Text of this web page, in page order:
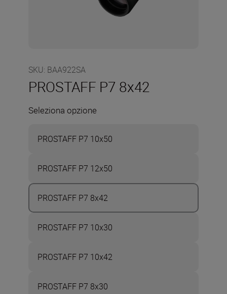
SKU: BAA922SA
PROSTAFF P7 8x42
Seleziona opzione
PROSTAFF P7 10x50
PROSTAFF P7 12x50
PROSTAFF P7 8x42
PROSTAFF P7 10x30
PROSTAFF P7 10x42
PROSTAFF P7 8x30